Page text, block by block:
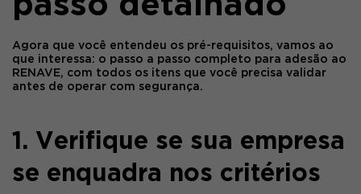
passo detalhado
Agora que você entendeu os pré-requisitos, vamos ao
que interessa: o passo a passo completo para adesão ao
RENAVE, com todos os itens que você precisa validar
antes de operar com segurança.
1. Verifique se sua empresa
se enquadra nos critérios